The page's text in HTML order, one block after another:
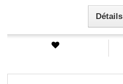
Détails